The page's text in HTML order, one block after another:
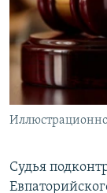
ПОБЕДИТЕЛЕЙ
УКРАИНСКАЯ
Все сайты
Судья